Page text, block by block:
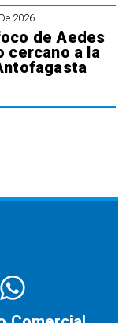
2026
de Aedes
cercano a la